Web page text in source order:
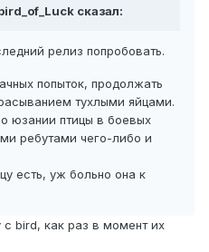
сказал:
релиз попробовать.
попыток, продолжать
тухлыми яйцами.
юзании птицы в боевых
ребутами чего-либо и
есть, уж больно она к
bird, как раз в момент их